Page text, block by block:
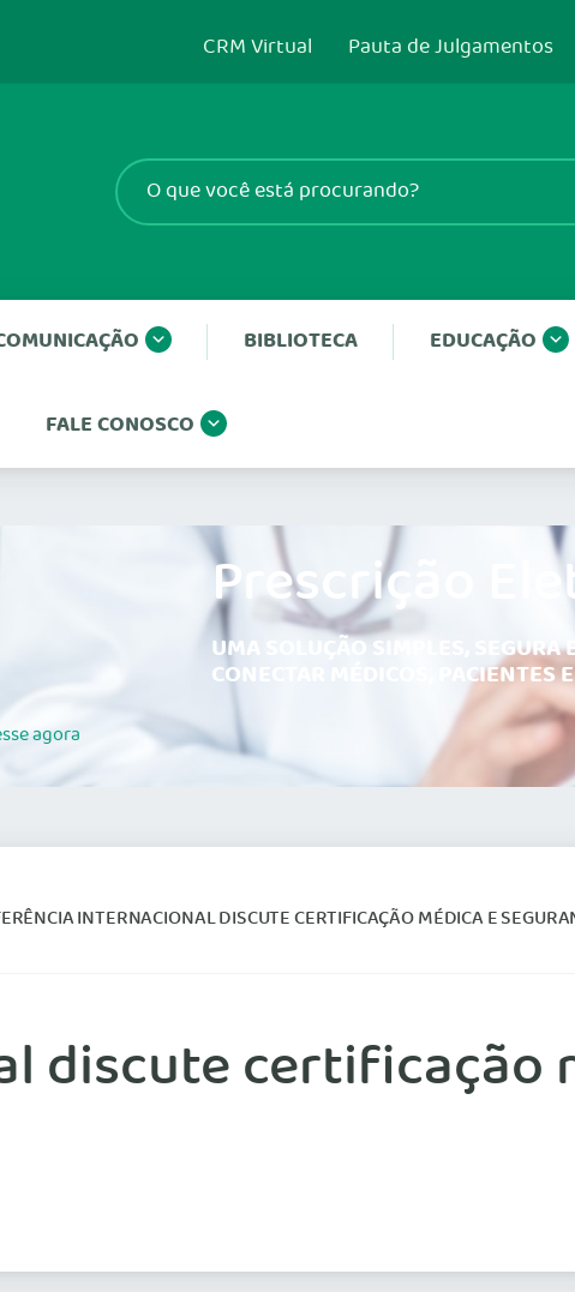
CRM Virtual Pauta de Julgamentos
BIBLIOTECA EDUCAÇÃO
FALE CONOSCO
agora
Prescrição
UMA SOLUÇÃO SIMPLES, SEGURA
CONECTAR MÉDICOS, PACIENTES
INTERNACIONAL DISCUTE CERTIFICAÇÃO MÉDICA E
discute certificação